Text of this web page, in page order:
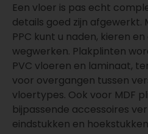
Een vloer is pas echt
details goed zijn
PPC kunt u naden, kieren
wegwerken. Plakplinten
PVC vloeren en laminaat,
voor overgangen tussen
vloertypes. Ook voor MDF
bijpassende accessoires
eindstukken en